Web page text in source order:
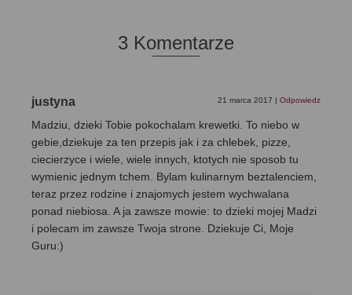
3 Komentarze
justyna 21 marca 2017 Odpowiedz
Madziu, dzieki Tobie pokochalam krewetki. To niebo w
gebie,dziekuje za ten przepis jak i za chlebek, pizze,
ciecierzyce i wiele, wiele innych, ktotych nie sposob tu
wymienic jednym tchem. Bylam kulinarnym beztalenciem,
teraz przez rodzine i znajomych jestem wychwalana
ponad niebiosa. A ja zawsze mowie: to dzieki mojej Madzi
i polecam im zawsze Twoja strone. Dziekuje Ci, Moje
Guru:)